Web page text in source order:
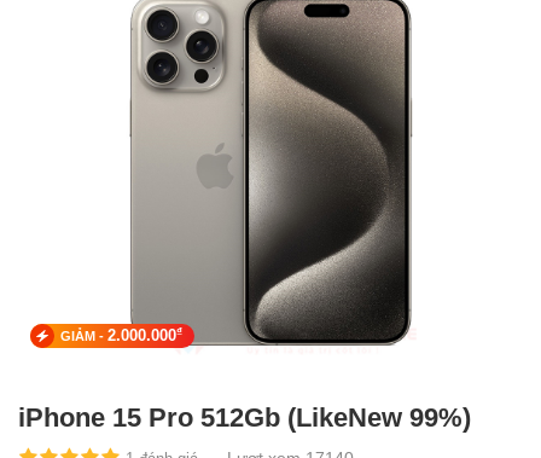
GIẢM - 2.000.000₫
iPhone 15 Pro 512Gb (LikeNew 99%)